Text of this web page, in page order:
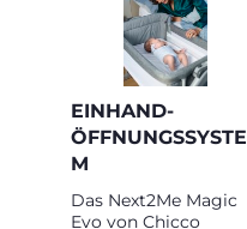
EINHAND-
ÖFFNUNGSSYSTE
M
Das Next2Me Magic
Evo von Chicco